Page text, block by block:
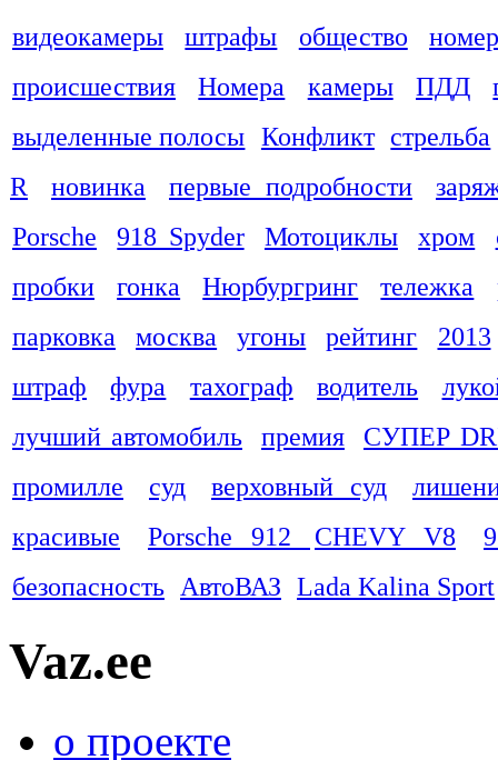
видеокамеры штрафы общество
происшествия
Номера камеры ПДД
выделенные полосы Конфликт стрельба
R
новинка первые подробности
Porsche
918 Spyder Мотоциклы хром
пробки
гонка Нюрбургринг тележка
парковка
москва угоны рейтинг
2013
штраф
фура тахограф водитель
лучший автомобиль
премия
СУПЕР
промилле
суд верховный суд
красивые
Porsche 912 CHEVY V8
безопасность АвтоВАЗ Lada Kalina Sport
Vaz.ee
о проекте